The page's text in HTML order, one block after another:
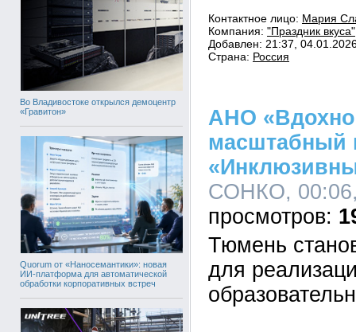
Во Владивостоке открылся демоцентр
«Гравитон»
Quorum от «Наносемантики»: новая
ИИ-платформа для автоматической
обработки корпоративных встреч
Контактное лицо: Мария
Компания: "Праздник вкуса"
Добавлен: 21:37,
Страна: Россия
АНО
масштабный
СОНКО,
Тюмень
для